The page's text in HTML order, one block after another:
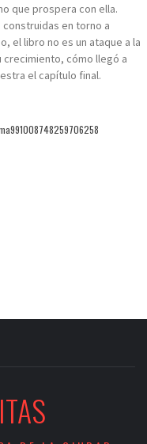
que prospera con ella.
en torno a
el libro no es un ataque a la
crecimiento, cómo llegó a
el capítulo final.